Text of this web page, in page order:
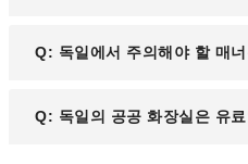
는 기본적인 독일어 인사
A: 독일의 전기 플러그는
는 것을 추천합니다. 날씨
Q: 독일에서 주의해야 할 매
A: 독일에서는 나치와 관
Q: 독일의 공공 화장실은 유